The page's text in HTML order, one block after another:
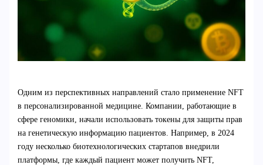
Одним из перспективных направлений стало применение NFT
в персонализированной медицине. Компании, работающие в
сфере геномики, начали использовать токены для защиты прав
на генетическую информацию пациентов. Например, в 2024
году несколько биотехнологических стартапов внедрили
платформы, где каждый пациент может получить NFT,